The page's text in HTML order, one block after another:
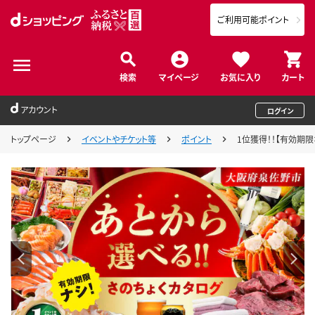
検索 マイページ お気に入り カート
ご利用可能ポイント
アカウント ログイン
トップページ イベントやチケット等 ポイント 1位獲得！！【有効期